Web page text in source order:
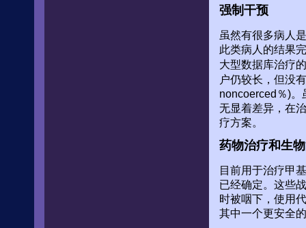
强制干预
虽然有很多病人
此类病人的结果
大型数据库治疗
户仍较长，但没
noncoerced％)
无显着差异，在
疗方案。
药物治疗和生
目前用于治疗甲
已经确定。这些
时被咽下，使用
其中一个更安全